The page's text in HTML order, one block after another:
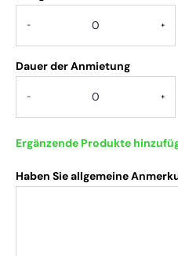
- +
Dauer der Anmietung
- +
Ergänzende Produkte
Haben Sie allgemeine